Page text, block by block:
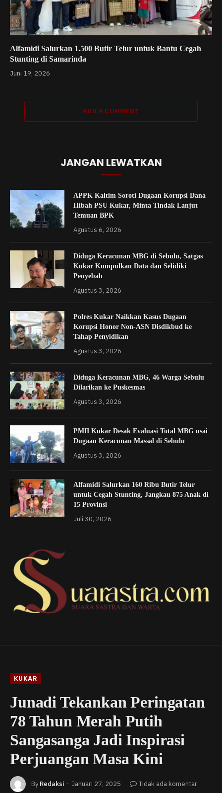
Alfamidi Salurkan 1.500 Butir Telur untuk Bantu Cegah
Stunting di Samarinda
Juni 19, 2026
ADD A COMMENT
JANGAN LEWATKAN
APPK Kaltim Soroti Dugaan Korupsi Dana
Hibah PSU Kukar, Minta Tindak Lanjut
Temuan BPK
Agustus 6, 2026
Diduga Keracunan MBG di Sebulu, Satgas
Kukar Kumpulkan Data dan Selidiki
Penyebab
Agustus 3, 2026
Polres Kukar Naikkan Kasus Dugaan
Korupsi Honor Non-ASN Disdikbud ke
Tahap Penyidikan
Agustus 3, 2026
Diduga Keracunan MBG, 46 Warga Sebulu
Dilarikan ke Puskesmas
Agustus 3, 2026
PMII Kukar Desak Evaluasi Total MBG usai
Dugaan Keracunan Massal di Sebulu
Agustus 3, 2026
Alfamidi Salurkan 160 Ribu Butir Telur
untuk Cegah Stunting, Jangkau 875 Anak di
15 Provinsi
Juli 30, 2026
KUKAR
Junadi Tekankan Peringatan
78 Tahun Merah Putih
Sangasanga Jadi Inspirasi
Perjuangan Masa Kini
By Redaksi Januari 27, 2025
Tidak ada komentar